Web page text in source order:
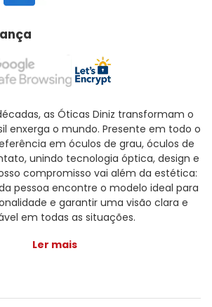
as Óticas Diniz transformam o
enxerga o mundo. Presente em todo o
em óculos de grau, óculos de
unindo tecnologia óptica, design e
compromisso vai além da estética:
pessoa encontre o modelo ideal para
e garantir uma visão clara e
em todas as situações.
Ler mais